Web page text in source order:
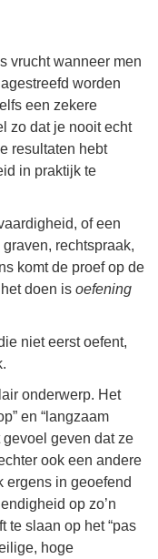
vrucht wanneer men
worden
een zekere
zo dat je nooit echt
resultaten hebt
in praktijk te
of een
rechtspraak,
komt de proef op de
doen is oefening
niet eerst oefent,
onderwerp. Het
en “langzaam
gevoel geven dat ze
ook een andere
ergens in geoefend
op zo’n
te slaan op het “pas
hoge